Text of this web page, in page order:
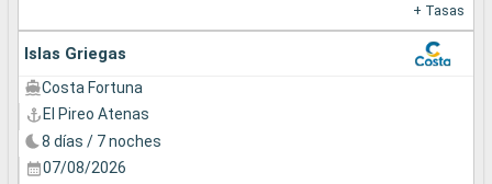
+ Tasas
Islas Griegas
Costa Fortuna
El Pireo Atenas
8 días / 7 noches
07/08/2026